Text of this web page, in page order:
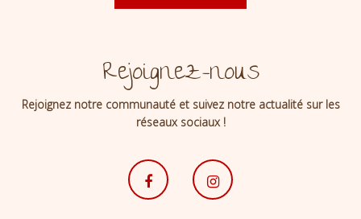
Rejoignez-nous
Rejoignez notre communauté et suivez notre actualité sur les
réseaux sociaux !